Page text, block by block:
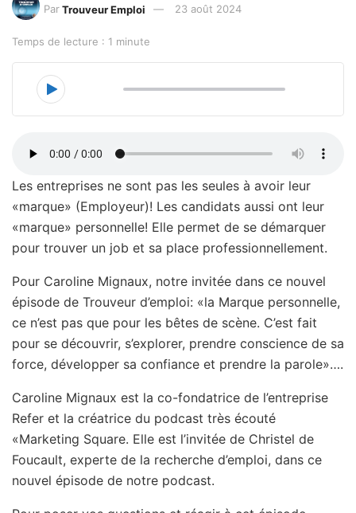
Par Trouveur Emploi 23 août 2024
Temps de lecture : 1 minute
Les entreprises ne sont pas les seules à avoir leur
«marque» (Employeur)! Les candidats aussi ont leur
«marque» personnelle! Elle permet de se démarquer
pour trouver un job et sa place professionnellement.
Pour Caroline Mignaux, notre invitée dans ce nouvel
épisode de Trouveur d’emploi: «la Marque personnelle,
ce n’est pas que pour les bêtes de scène. C’est fait
pour se découvrir, s’explorer, prendre conscience de sa
force, développer sa confiance et prendre la parole»….
Caroline Mignaux est la co-fondatrice de l’entreprise
Refer et la créatrice du podcast très écouté
«Marketing Square. Elle est l’invitée de Christel de
Foucault, experte de la recherche d’emploi, dans ce
nouvel épisode de notre podcast.